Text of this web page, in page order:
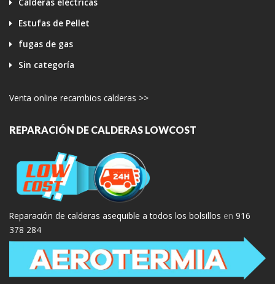
Estufas de Pellet
fugas de gas
Sin categoría
Venta online recambios calderas >>
REPARACIÓN DE CALDERAS LOWCOST
Reparación de calderas asequible a todos los bolsillos en 916
378 284